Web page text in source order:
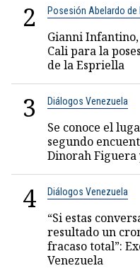
2 Posesión Abelardo de
Gianni
Cali para la
de la Espriella
3 Diálogos Venezuela
Se conoce el
segundo
Dinorah
4 Diálogos Venezuela
“Si estas
resultado un
fracaso total”:
Venezuela